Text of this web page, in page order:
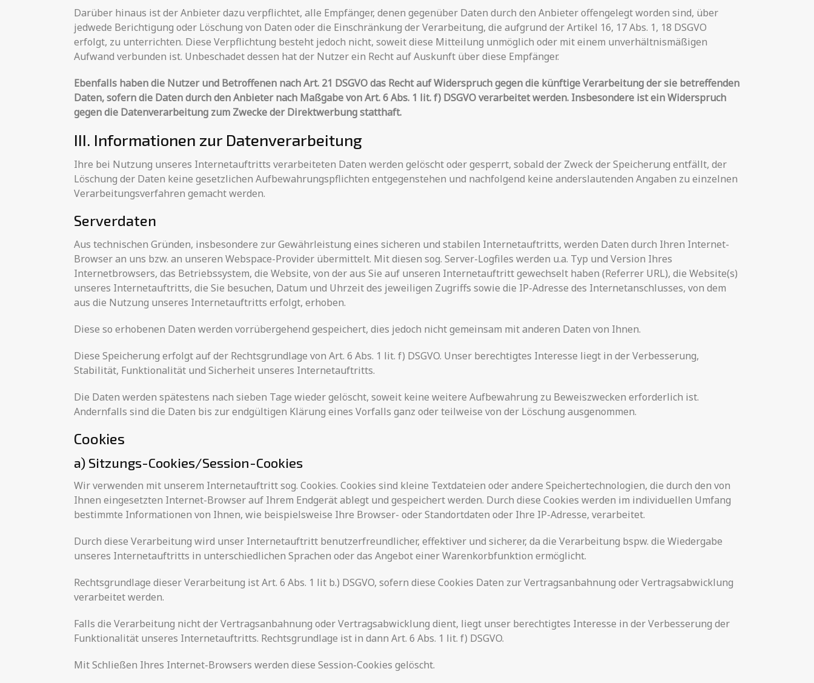
Darüber hinaus ist der Anbieter dazu verpflichtet, alle Empfänger, denen gegenüber Daten durch den Anbieter offengelegt worden sind, über
jedwede Berichtigung oder Löschung von Daten oder die Einschränkung der Verarbeitung, die aufgrund der Artikel 16, 17 Abs. 1, 18 DSGVO
erfolgt, zu unterrichten. Diese Verpflichtung besteht jedoch nicht, soweit diese Mitteilung unmöglich oder mit einem unverhältnismäßigen
Aufwand verbunden ist. Unbeschadet dessen hat der Nutzer ein Recht auf Auskunft über diese Empfänger.
Ebenfalls haben die Nutzer und Betroffenen nach Art. 21 DSGVO das Recht auf Widerspruch gegen die künftige Verarbeitung der sie betreffenden
Daten, sofern die Daten durch den Anbieter nach Maßgabe von Art. 6 Abs. 1 lit. f) DSGVO verarbeitet werden. Insbesondere ist ein Widerspruch
gegen die Datenverarbeitung zum Zwecke der Direktwerbung statthaft.
III. Informationen zur Datenverarbeitung
Ihre bei Nutzung unseres Internetauftritts verarbeiteten Daten werden gelöscht oder gesperrt, sobald der Zweck der Speicherung entfällt, der
Löschung der Daten keine gesetzlichen Aufbewahrungspflichten entgegenstehen und nachfolgend keine anderslautenden Angaben zu einzelnen
Verarbeitungsverfahren gemacht werden.
Serverdaten
Aus technischen Gründen, insbesondere zur Gewährleistung eines sicheren und stabilen Internetauftritts, werden Daten durch Ihren Internet-
Browser an uns bzw. an unseren Webspace-Provider übermittelt. Mit diesen sog. Server-Logfiles werden u.a. Typ und Version Ihres
Internetbrowsers, das Betriebssystem, die Website, von der aus Sie auf unseren Internetauftritt gewechselt haben (Referrer URL), die Website(s)
unseres Internetauftritts, die Sie besuchen, Datum und Uhrzeit des jeweiligen Zugriffs sowie die IP-Adresse des Internetanschlusses, von dem
aus die Nutzung unseres Internetauftritts erfolgt, erhoben.
Diese so erhobenen Daten werden vorrübergehend gespeichert, dies jedoch nicht gemeinsam mit anderen Daten von Ihnen.
Diese Speicherung erfolgt auf der Rechtsgrundlage von Art. 6 Abs. 1 lit. f) DSGVO. Unser berechtigtes Interesse liegt in der Verbesserung,
Stabilität, Funktionalität und Sicherheit unseres Internetauftritts.
Die Daten werden spätestens nach sieben Tage wieder gelöscht, soweit keine weitere Aufbewahrung zu Beweiszwecken erforderlich ist.
Andernfalls sind die Daten bis zur endgültigen Klärung eines Vorfalls ganz oder teilweise von der Löschung ausgenommen.
Cookies
a) Sitzungs-Cookies/Session-Cookies
Wir verwenden mit unserem Internetauftritt sog. Cookies. Cookies sind kleine Textdateien oder andere Speichertechnologien, die durch den von
Ihnen eingesetzten Internet-Browser auf Ihrem Endgerät ablegt und gespeichert werden. Durch diese Cookies werden im individuellen Umfang
bestimmte Informationen von Ihnen, wie beispielsweise Ihre Browser- oder Standortdaten oder Ihre IP-Adresse, verarbeitet.
Durch diese Verarbeitung wird unser Internetauftritt benutzerfreundlicher, effektiver und sicherer, da die Verarbeitung bspw. die Wiedergabe
unseres Internetauftritts in unterschiedlichen Sprachen oder das Angebot einer Warenkorbfunktion ermöglicht.
Rechtsgrundlage dieser Verarbeitung ist Art. 6 Abs. 1 lit b.) DSGVO, sofern diese Cookies Daten zur Vertragsanbahnung oder Vertragsabwicklung
verarbeitet werden.
Falls die Verarbeitung nicht der Vertragsanbahnung oder Vertragsabwicklung dient, liegt unser berechtigtes Interesse in der Verbesserung der
Funktionalität unseres Internetauftritts. Rechtsgrundlage ist in dann Art. 6 Abs. 1 lit. f) DSGVO.
Mit Schließen Ihres Internet-Browsers werden diese Session-Cookies gelöscht.